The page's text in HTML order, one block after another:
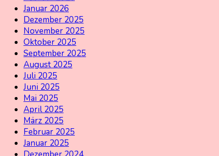
Januar 2026
Dezember 2025
November 2025
Oktober 2025
September 2025
August 2025
Juli 2025
Juni 2025
Mai 2025
April 2025
März 2025
Februar 2025
Januar 2025